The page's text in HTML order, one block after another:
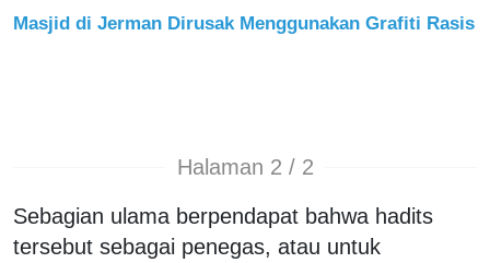
Masjid di Jerman Dirusak Menggunakan Grafiti Rasis
Halaman 2 / 2
Sebagian ulama berpendapat bahwa hadits
tersebut sebagai penegas, atau untuk